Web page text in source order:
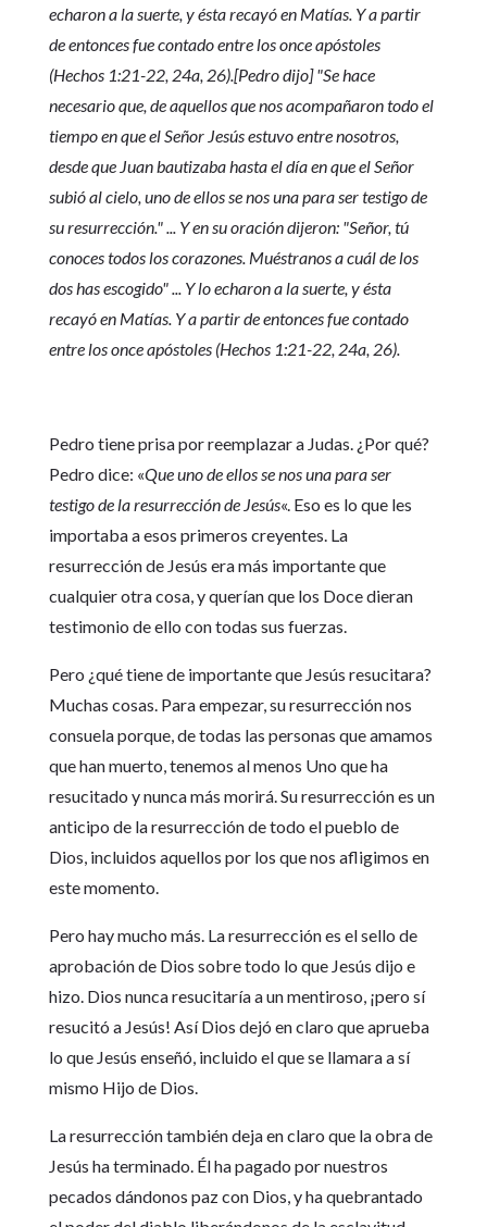
echaron a la suerte, y ésta recayó en Matías. Y a partir
de entonces fue contado entre los once apóstoles
(Hechos 1:21-22, 24a, 26).[Pedro dijo] "Se hace
necesario que, de aquellos que nos acompañaron todo el
tiempo en que el Señor Jesús estuvo entre nosotros,
desde que Juan bautizaba hasta el día en que el Señor
subió al cielo, uno de ellos se nos una para ser testigo de
su resurrección." ... Y en su oración dijeron: "Señor, tú
conoces todos los corazones. Muéstranos a cuál de los
dos has escogido" ... Y lo echaron a la suerte, y ésta
recayó en Matías. Y a partir de entonces fue contado
entre los once apóstoles (Hechos 1:21-22, 24a, 26).
Pedro tiene prisa por reemplazar a Judas. ¿Por qué?
Pedro dice: «Que uno de ellos se nos una para ser
testigo de la resurrección de Jesús«. Eso es lo que les
importaba a esos primeros creyentes. La
resurrección de Jesús era más importante que
cualquier otra cosa, y querían que los Doce dieran
testimonio de ello con todas sus fuerzas.
Pero ¿qué tiene de importante que Jesús resucitara?
Muchas cosas. Para empezar, su resurrección nos
consuela porque, de todas las personas que amamos
que han muerto, tenemos al menos Uno que ha
resucitado y nunca más morirá. Su resurrección es un
anticipo de la resurrección de todo el pueblo de
Dios, incluidos aquellos por los que nos afligimos en
este momento.
Pero hay mucho más. La resurrección es el sello de
aprobación de Dios sobre todo lo que Jesús dijo e
hizo. Dios nunca resucitaría a un mentiroso, ¡pero sí
resucitó a Jesús! Así Dios dejó en claro que aprueba
lo que Jesús enseñó, incluido el que se llamara a sí
mismo Hijo de Dios.
La resurrección también deja en claro que la obra de
Jesús ha terminado. Él ha pagado por nuestros
pecados dándonos paz con Dios, y ha quebrantado